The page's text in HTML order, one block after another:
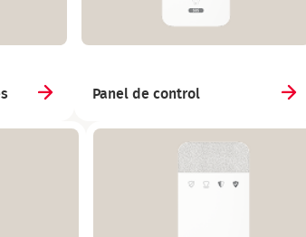
Panel de control